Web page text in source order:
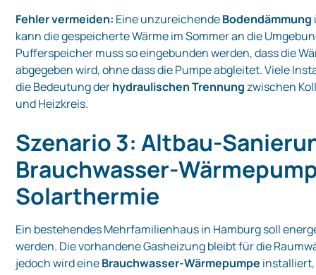
Fehler vermeiden: Eine unzureichendeBodendämmung
kann die gespeicherte Wärme im Sommer an die
Pufferspeicher muss so eingebunden werden, dass die
abgegeben wird, ohne dass die Pumpe abgleitet. Viele
die Bedeutung derhydraulischen Trennungzwischen
und Heizkreis.
Szenario 3:
Solarthermie
Ein bestehendes Mehrfamilienhaus in Hamburg soll
werden. Die vorhandene Gasheizung bleibt für die
jedoch wird eineBrauchwasser‑Wärmepumpe